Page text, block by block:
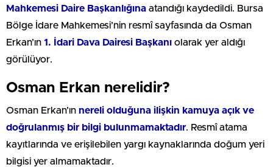
Mahkemesi Daire Başkanlığına atandığı kaydedildi. Bursa
Bölge İdare Mahkemesi’nin resmî sayfasında da Osman
Erkan’ın 1. İdari Dava Dairesi Başkanı olarak yer aldığı
görülüyor.
Osman Erkan nerelidir?
Osman Erkan’ın nereli olduğuna ilişkin kamuya açık ve
doğrulanmış bir bilgi bulunmamaktadır. Resmî atama
kayıtlarında ve erişilebilen yargı kaynaklarında doğum yeri
bilgisi yer almamaktadır.